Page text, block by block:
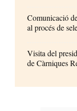
Comunicació
al procés de
Visita del
de Càrniques